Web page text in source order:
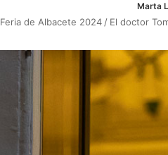
Marta
Feria de Albacete 2024 / El doctor